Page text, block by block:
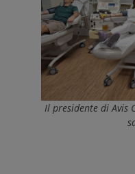
Il presidente di Avis